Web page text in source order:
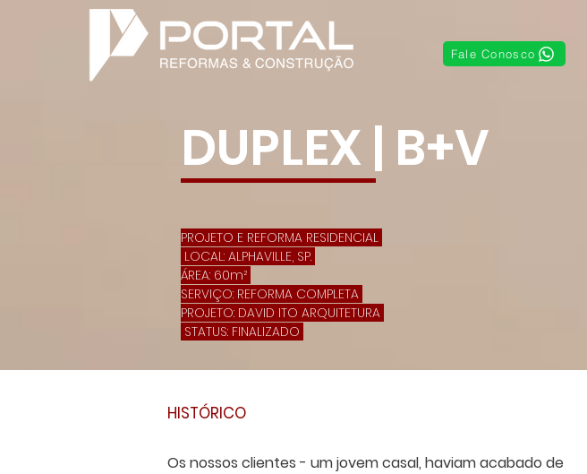
Fale Conosco
DUPLEX | B+V
PROJETO E REFORMA RESIDENCIAL
LOCAL: ALPHAVILLE, SP.
ÁREA: 60m²
SERVIÇO: REFORMA COMPLETA
PROJETO: DAVID ITO ARQUITETURA
STATUS: FINALIZADO
HISTÓRICO
Os nossos clientes - um jovem casal, haviam acabado de